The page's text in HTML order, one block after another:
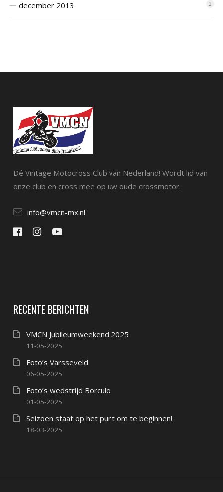
december 2013 2
Dé Vintage Motocross Club van Nederland! Wordt lid van
onze club en cross mee op uw oude crossmotor.
info@vmcn-mx.nl
RECENTE BERICHTEN
VMCN Jubileumweekend 2025
11-05-2025
Foto’s Varsseveld
06-05-2025
Foto’s wedstrijd Borculo
01-05-2025
Seizoen staat op het punt om te beginnen!
18-03-2025